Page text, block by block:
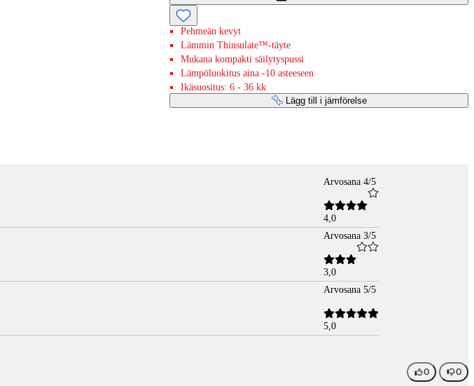
Pehmeän kevyt
Lämmin Thinsulate™-täyte
Mukana kompakti säilytyspussi
Lämpöluokitus aina -10 asteeseen
Ikäsuositus: 6 - 36 kk
Lägg till i jämförelse
Arvosana 4/5
4,0
Arvosana 3/5
3,0
Arvosana 5/5
5,0
0 0